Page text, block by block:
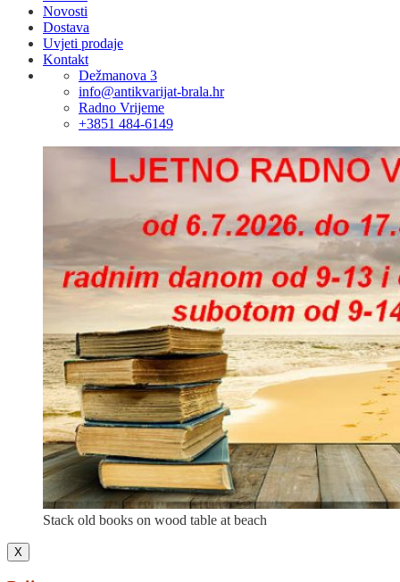
Novosti
Dostava
Uvjeti prodaje
Kontakt
Dežmanova 3
info@antikvarijat-brala.hr
Radno Vrijeme
+3851 484-6149
Stack old books on wood table at beach
X